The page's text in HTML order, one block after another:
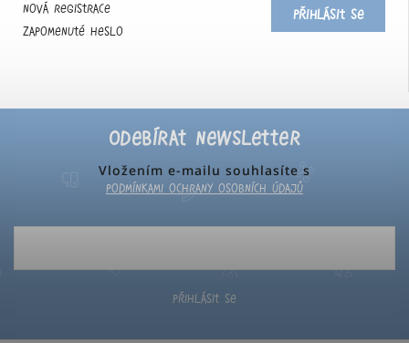
Odebírat newsletter
Vložením e-mailu souhlasíte s
podmínkami ochrany osobních údajů
Přihlásit se
Přihlásit se
Nová registrace
Zapomenuté heslo